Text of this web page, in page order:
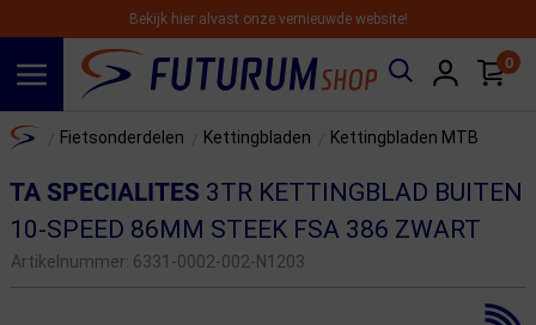
Bekijk hier alvast onze vernieuwde website!
0
Home Fietsonderdelen Kettingbladen Kettingbladen MTB
TA SPECIALITES 3TR KETTINGBLAD BUITEN
10-SPEED 86MM STEEK FSA 386 ZWART
Artikelnummer: 6331-0002-002-N1203